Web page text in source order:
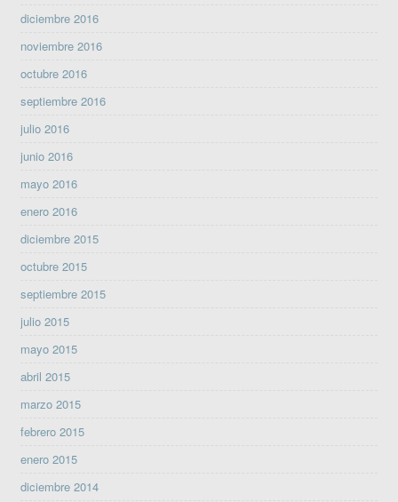
diciembre 2016
noviembre 2016
octubre 2016
septiembre 2016
julio 2016
junio 2016
mayo 2016
enero 2016
diciembre 2015
octubre 2015
septiembre 2015
julio 2015
mayo 2015
abril 2015
marzo 2015
febrero 2015
enero 2015
diciembre 2014